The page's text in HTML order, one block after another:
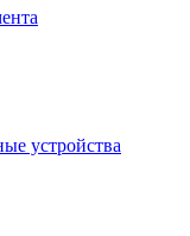
устройства